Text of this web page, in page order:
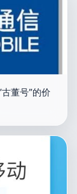
董号”的价